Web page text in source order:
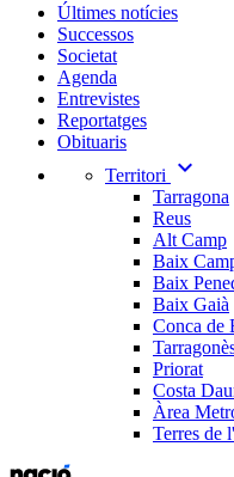
Últimes notícies
Successos
Societat
Agenda
Entrevistes
Reportatges
Obituaris
Territori
expand_more
Tarragona
Reus
Alt Camp
Baix
Baix
Baix Gaià
Conca de
Priorat
Costa
Àrea
Terres de